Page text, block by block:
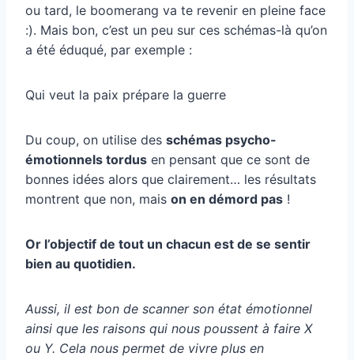
ou tard, le boomerang va te revenir en pleine face
:). Mais bon, c’est un peu sur ces schémas-là qu’on
a été éduqué, par exemple :
Qui veut la paix prépare la guerre
Du coup, on utilise des schémas psycho-
émotionnels tordus en pensant que ce sont de
bonnes idées alors que clairement… les résultats
montrent que non, mais on en démord pas !
Or l’objectif de tout un chacun est de se sentir
bien au quotidien.
Aussi, il est bon de scanner son état émotionnel
ainsi que les raisons qui nous poussent à faire X
ou Y. Cela nous permet de vivre plus en